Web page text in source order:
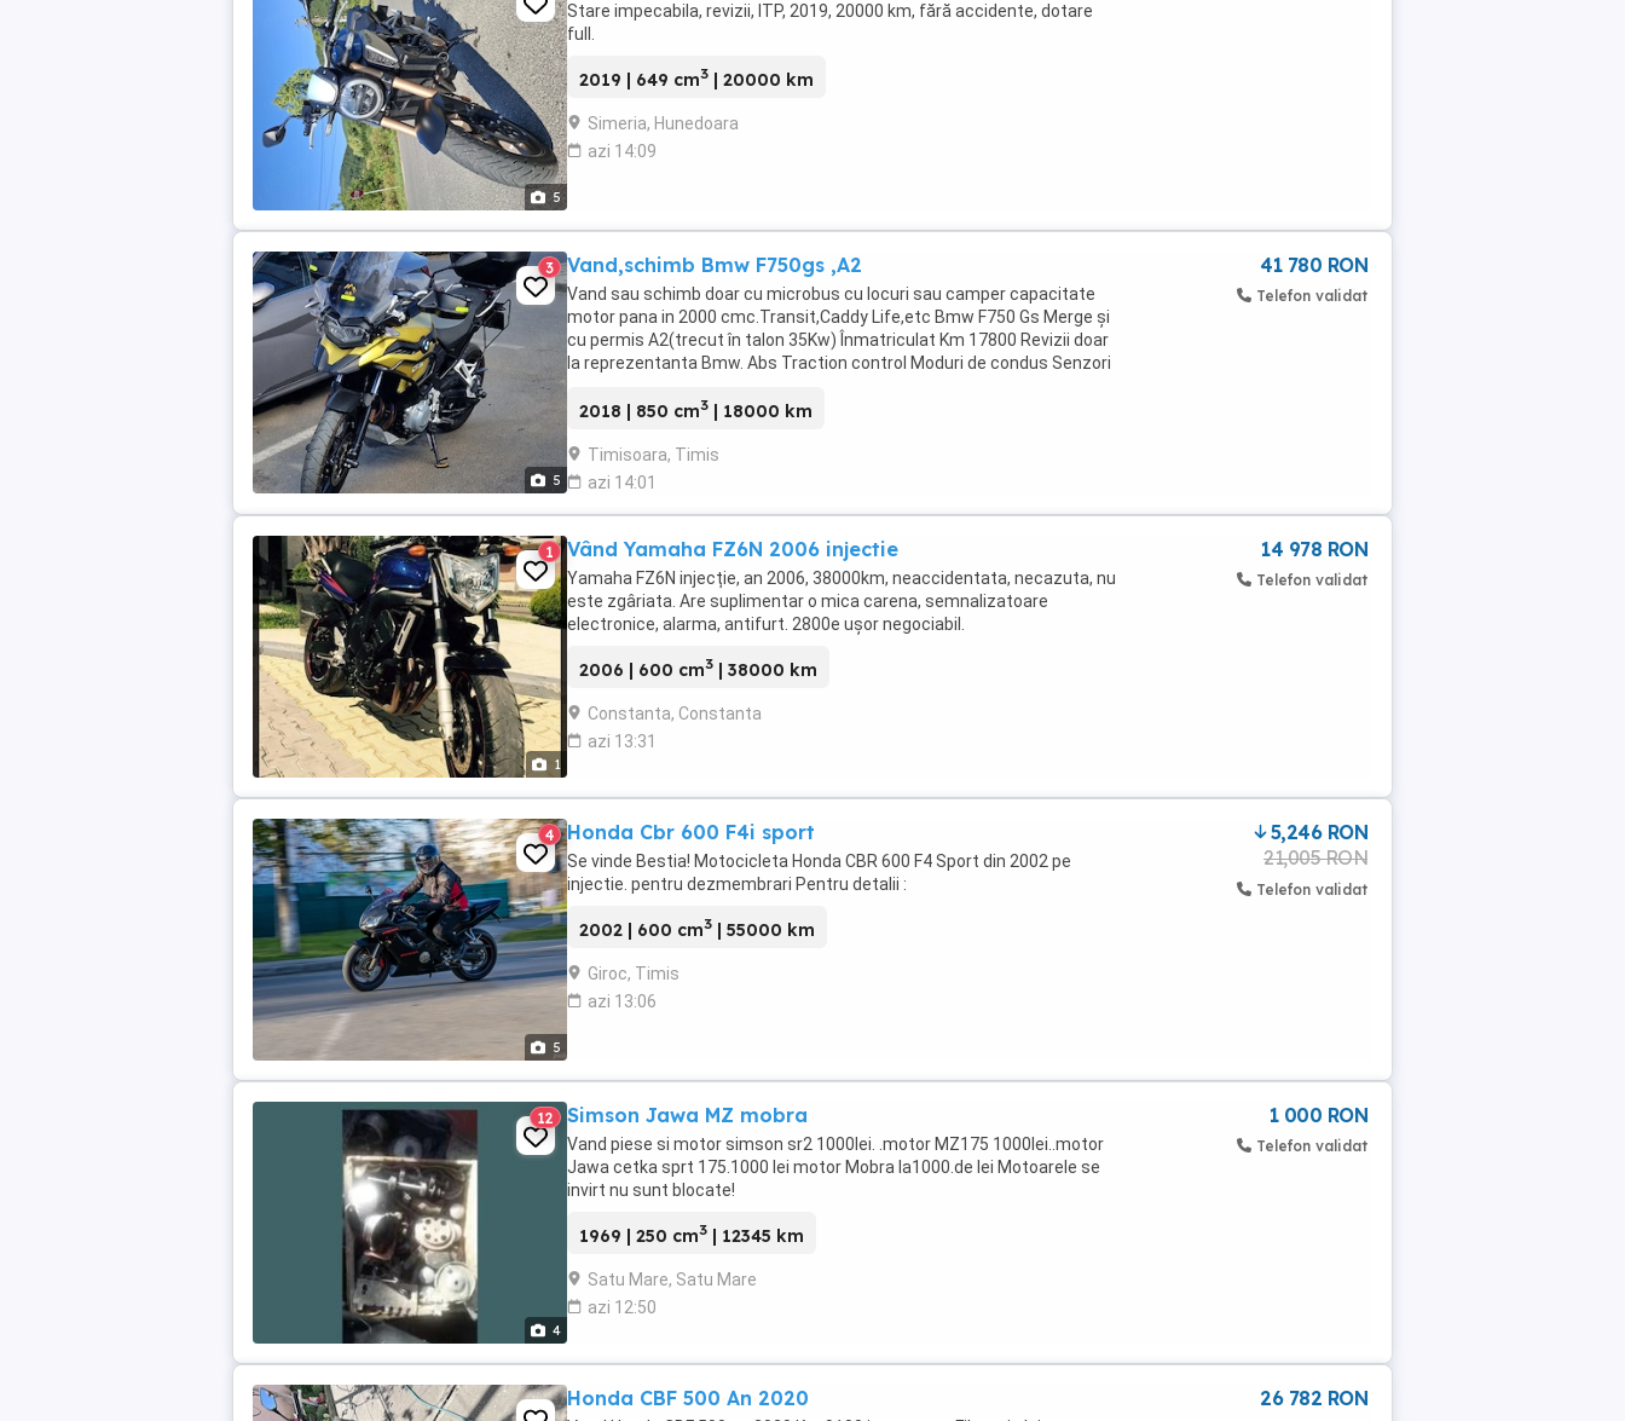
5
Stare impecabila, revizii, ITP, 2019, 20000 km, fără accidente, dotare
full.
2019 | 649 cm3 | 20000 km
Simeria, Hunedoara
azi 14:09
5
3 Vand,schimb Bmw F750gs ,A2
Vand sau schimb doar cu microbus cu locuri sau camper capacitate
motor pana in 2000 cmc.Transit,Caddy Life,etc Bmw F750 Gs Merge și
cu permis A2(trecut în talon 35Kw) Înmatriculat Km 17800 Revizii doar
la reprezentanta Bmw. Abs Traction control Moduri de condus Senzori
2018 | 850 cm3 | 18000 km
Timisoara, Timis
azi 14:01
41 780 RON
Telefon validat
1
1 Vând Yamaha FZ6N 2006 injectie
Yamaha FZ6N injecție, an 2006, 38000km, neaccidentata, necazuta, nu
este zgâriata. Are suplimentar o mica carena, semnalizatoare
electronice, alarma, antifurt. 2800e ușor negociabil.
2006 | 600 cm3 | 38000 km
Constanta, Constanta
azi 13:31
14 978 RON
Telefon validat
5
4 Honda Cbr 600 F4i sport
Se vinde Bestia! Motocicleta Honda CBR 600 F4 Sport din 2002 pe
injectie. pentru dezmembrari Pentru detalii :
2002 | 600 cm3 | 55000 km
Giroc, Timis
azi 13:06
5,246 RON
21,005 RON
Telefon validat
4
12 Simson Jawa MZ mobra
Vand piese si motor simson sr2 1000lei. .motor MZ175 1000lei..motor
Jawa cetka sprt 175.1000 lei motor Mobra la1000.de lei Motoarele se
invirt nu sunt blocate!
1969 | 250 cm3 | 12345 km
Satu Mare, Satu Mare
azi 12:50
1 000 RON
Telefon validat
Honda CBF 500 An 2020 26 782 RON